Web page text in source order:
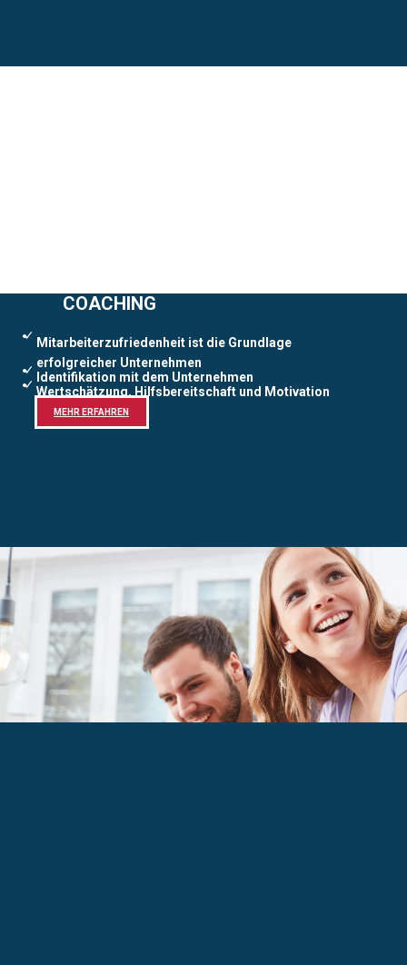
COACHING
✓ Mitarbeiterzufriedenheit ist die Grundlage
erfolgreicher Unternehmen
✓ Identifikation mit dem Unternehmen
✓ Wertschätzung, Hilfsbereitschaft und Motivation
MEHR ERFAHREN